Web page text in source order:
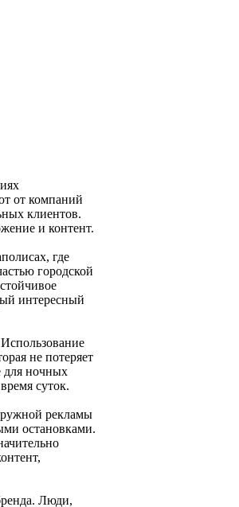
от компаний
клиентов.
и контент.
где
городской
интересный
не потеряет
для ночных
суток.
рекламы
остановками.
Люди,